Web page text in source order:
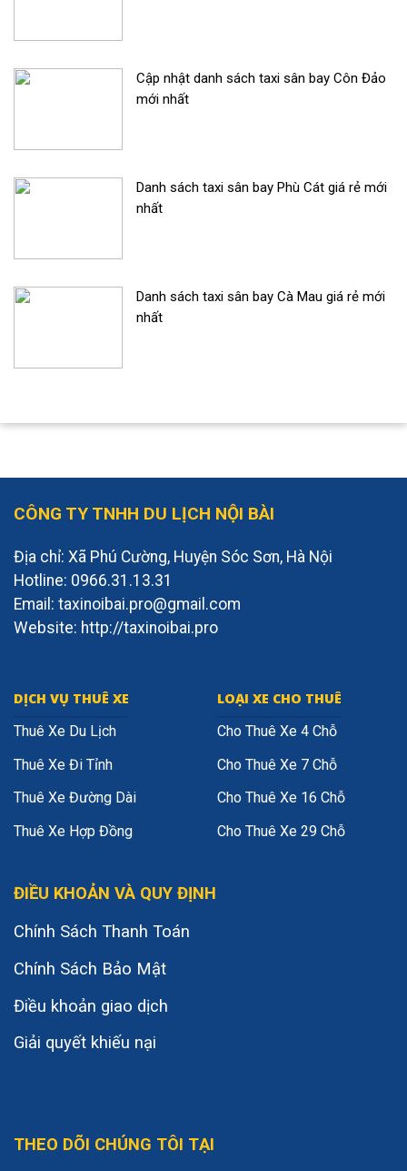
Cập nhật danh sách taxi sân bay Côn Đảo
mới nhất
Danh sách taxi sân bay Phù Cát giá rẻ mới
nhất
Danh sách taxi sân bay Cà Mau giá rẻ mới
nhất
CÔNG TY TNHH DU LỊCH NỘI BÀI
Địa chỉ: Xã Phú Cường, Huyện Sóc Sơn, Hà Nội
Hotline: 0966.31.13.31
Email: taxinoibai.pro@gmail.com
Website: http://taxinoibai.pro
DỊCH VỤ THUÊ XE
Thuê Xe Du Lịch
Thuê Xe Đi Tỉnh
Thuê Xe Đường Dài
Thuê Xe Hợp Đồng
LOẠI XE CHO THUÊ
Cho Thuê Xe 4 Chỗ
Cho Thuê Xe 7 Chỗ
Cho Thuê Xe 16 Chỗ
Cho Thuê Xe 29 Chỗ
ĐIỀU KHOẢN VÀ QUY ĐỊNH
Chính Sách Thanh Toán
Chính Sách Bảo Mật
Điều khoản giao dịch
Giải quyết khiếu nại
THEO DÕI CHÚNG TÔI TẠI